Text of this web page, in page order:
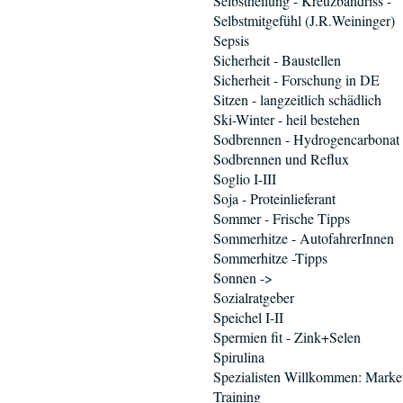
Selbstmitgefühl (J.R.Weininger)
Sepsis
Sicherheit - Baustellen
Sicherheit - Forschung in DE
Sitzen - langzeitlich schädlich
Ski-Winter - heil bestehen
Sodbrennen - Hydrogencarbonat
Sodbrennen und Reflux
Soglio I-III
Soja - Proteinlieferant
Sommer - Frische Tipps
Sommerhitze - AutofahrerInnen
Sommerhitze -Tipps
Sonnen ->
Sozialratgeber
Speichel I-II
Spermien fit - Zink+Selen
Spirulina
Spezialisten Willkommen:
Training